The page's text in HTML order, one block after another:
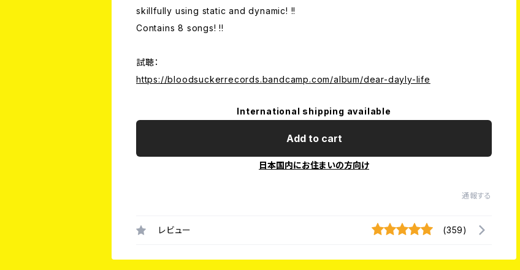
skillfully using static and dynamic! !!
Contains 8 songs! !!
試聴：
https://bloodsuckerrecords.bandcamp.com/album/dear-dayly-life
International shipping available
Add to cart
日本国内にお住まいの方向け
通報する
レビュー (359)